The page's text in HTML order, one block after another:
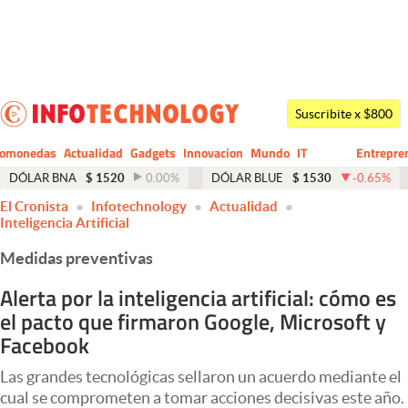
Dólar
Economía y Política
Finanzas y Mercados
Columnistas
Otras secciones
Apertura
Suscribite x $800
Actualidad Gadgets Innovacion Mundo
CIO
IT
Business
DÓLAR BNA $ 1520 0.00% DÓLAR BLUE $ 1530 -0.65%
El Cronista Infotechnology
Actualidad
Inteligencia Artificial
Medidas preventivas
Alerta por la inteligencia artificial: cómo es
el pacto que firmaron Google, Microsoft y
Facebook
Las grandes tecnológicas sellaron un acuerdo mediante el
cual se comprometen a tomar acciones decisivas este año.